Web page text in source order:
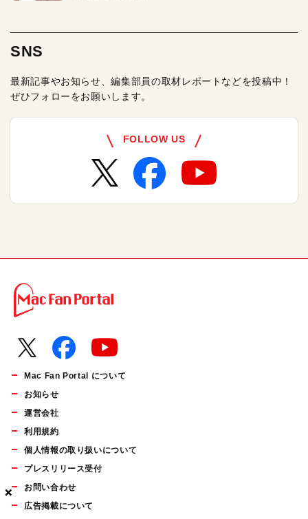
×
×
×
SNS
最新記事やお知らせ、編集部員の取材レポートなどを投稿中！
ぜひフォローをお願いします。
FOLLOW US
Mac Fan Portal について
お知らせ
運営会社
利用規約
個人情報の取り扱いについて
プレスリリース受付
お問い合わせ
広告掲載について